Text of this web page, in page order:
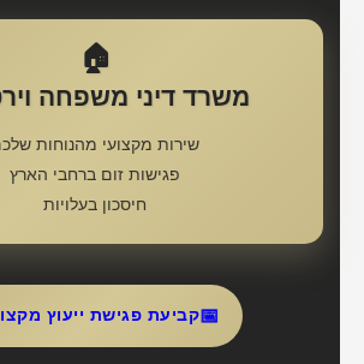
🏠
משרד דיני משפחה
שירות מקצועי מהנוחות
פגישות זום ברחבי הארץ
חיסכון בעלויות
📅קביעת פגישת ייעוץ